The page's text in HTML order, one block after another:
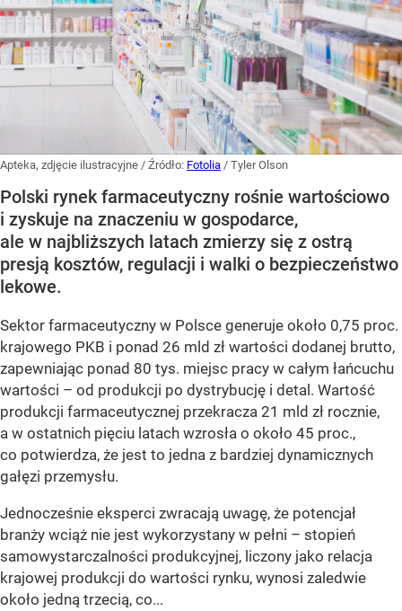
Apteka, zdjęcie ilustracyjne / Źródło: Fotolia / Tyler Olson
Polski rynek farmaceutyczny rośnie wartościowo
i zyskuje na znaczeniu w gospodarce,
ale w najbliższych latach zmierzy się z ostrą
presją kosztów, regulacji i walki o bezpieczeństwo
lekowe.
Sektor farmaceutyczny w Polsce generuje około 0,75 proc.
krajowego PKB i ponad 26 mld zł wartości dodanej brutto,
zapewniając ponad 80 tys. miejsc pracy w całym łańcuchu
wartości – od produkcji po dystrybucję i detal. Wartość
produkcji farmaceutycznej przekracza 21 mld zł rocznie,
a w ostatnich pięciu latach wzrosła o około 45 proc.,
co potwierdza, że jest to jedna z bardziej dynamicznych
gałęzi przemysłu.
Jednocześnie eksperci zwracają uwagę, że potencjał
branży wciąż nie jest wykorzystany w pełni – stopień
samowystarczalności produkcyjnej, liczony jako relacja
krajowej produkcji do wartości rynku, wynosi zaledwie
około jedną trzecią, co...